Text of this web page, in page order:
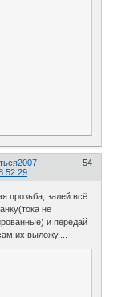
54
2007-
прозьба, залей всё
не
и передай
их выложу....